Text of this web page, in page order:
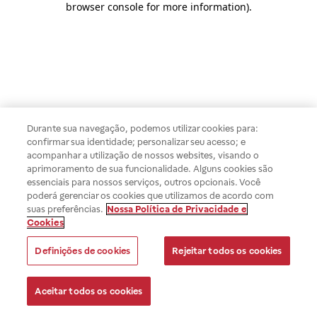
browser console for more information).
Durante sua navegação, podemos utilizar cookies para:
confirmar sua identidade; personalizar seu acesso; e
acompanhar a utilização de nossos websites, visando o
aprimoramento de sua funcionalidade. Alguns cookies são
essenciais para nossos serviços, outros opcionais. Você
poderá gerenciar os cookies que utilizamos de acordo com
suas preferências. Nossa Política de Privacidade e
Cookies
Definições de cookies Rejeitar todos os cookies
Aceitar todos os cookies